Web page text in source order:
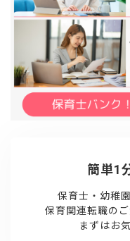
簡単1
保育士・幼稚
保育関連転職の
まずはお